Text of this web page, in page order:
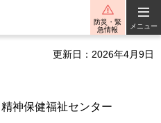
防災・緊
急情報
メニュー
更新日：2026年4月9日
神保健福祉センター